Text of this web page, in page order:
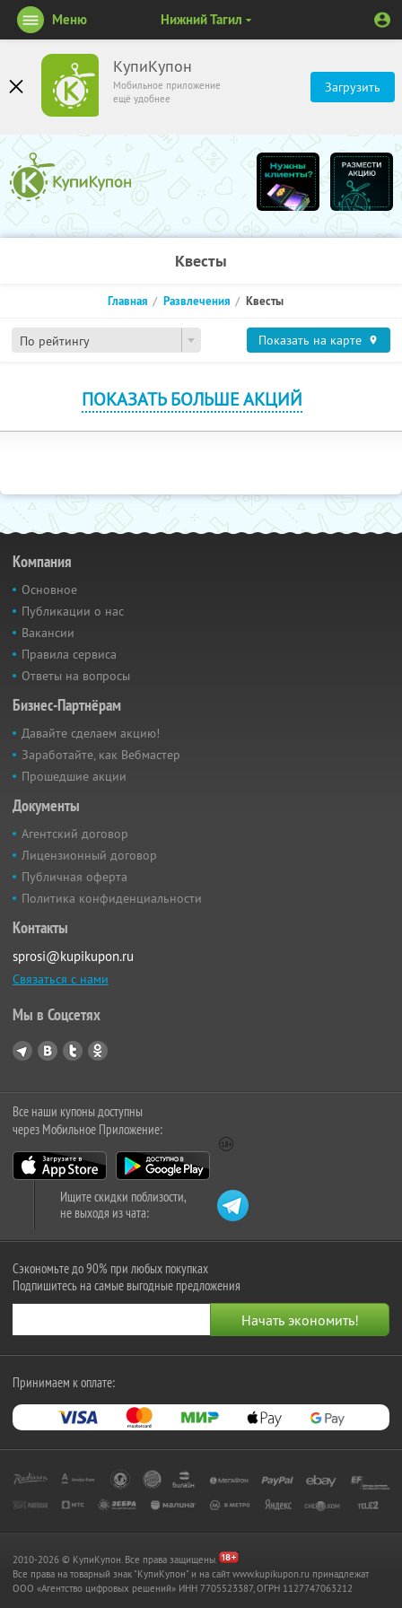
КупиКупон
Мобильное приложение
ещё удобнее
Загрузить
Меню Нижний Тагил
Квесты
По рейтингу
Главная Развлечения Квесты
Показать на карте
ПОКАЗАТЬ БОЛЬШЕ АКЦИЙ
Компания
Основное
Публикации о нас
Вакансии
Правила сервиса
Ответы на вопросы
Бизнес-Партнёрам
Давайте сделаем акцию!
Заработайте, как Вебмастер
Прошедшие акции
Документы
Агентский договор
Лицензионный договор
Публичная оферта
Политика конфиденциальности
Контакты
sprosi@kupikupon.ru
Связаться с нами
Мы в Соцсетях
Все наши купоны доступны
через Мобильное Приложение:
Ищите скидки поблизости,
не выходя из чата:
Сэкономьте до 90% при любых покупках
Подпишитесь на самые выгодные предложения
Принимаем к оплате:
2010-2026 © КупиКупон. Все права защищены.
Все права на товарный знак "КупиКупон" и на сайт www.kupikupon.ru принадлежат
OOO «Агентство цифровых решений» ИНН 7705523387, ОГРН 1127747063212